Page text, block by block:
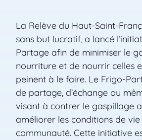
La Relève du Haut-Saint-
sans but lucratif, a lancé
Partage afin de minimiser le
nourriture et de nourrir celles
peinent à le faire. Le Frigo-
de partage, d’échange ou
visant à contrer le gaspillage
améliorer les conditions de
communauté. Cette initiative